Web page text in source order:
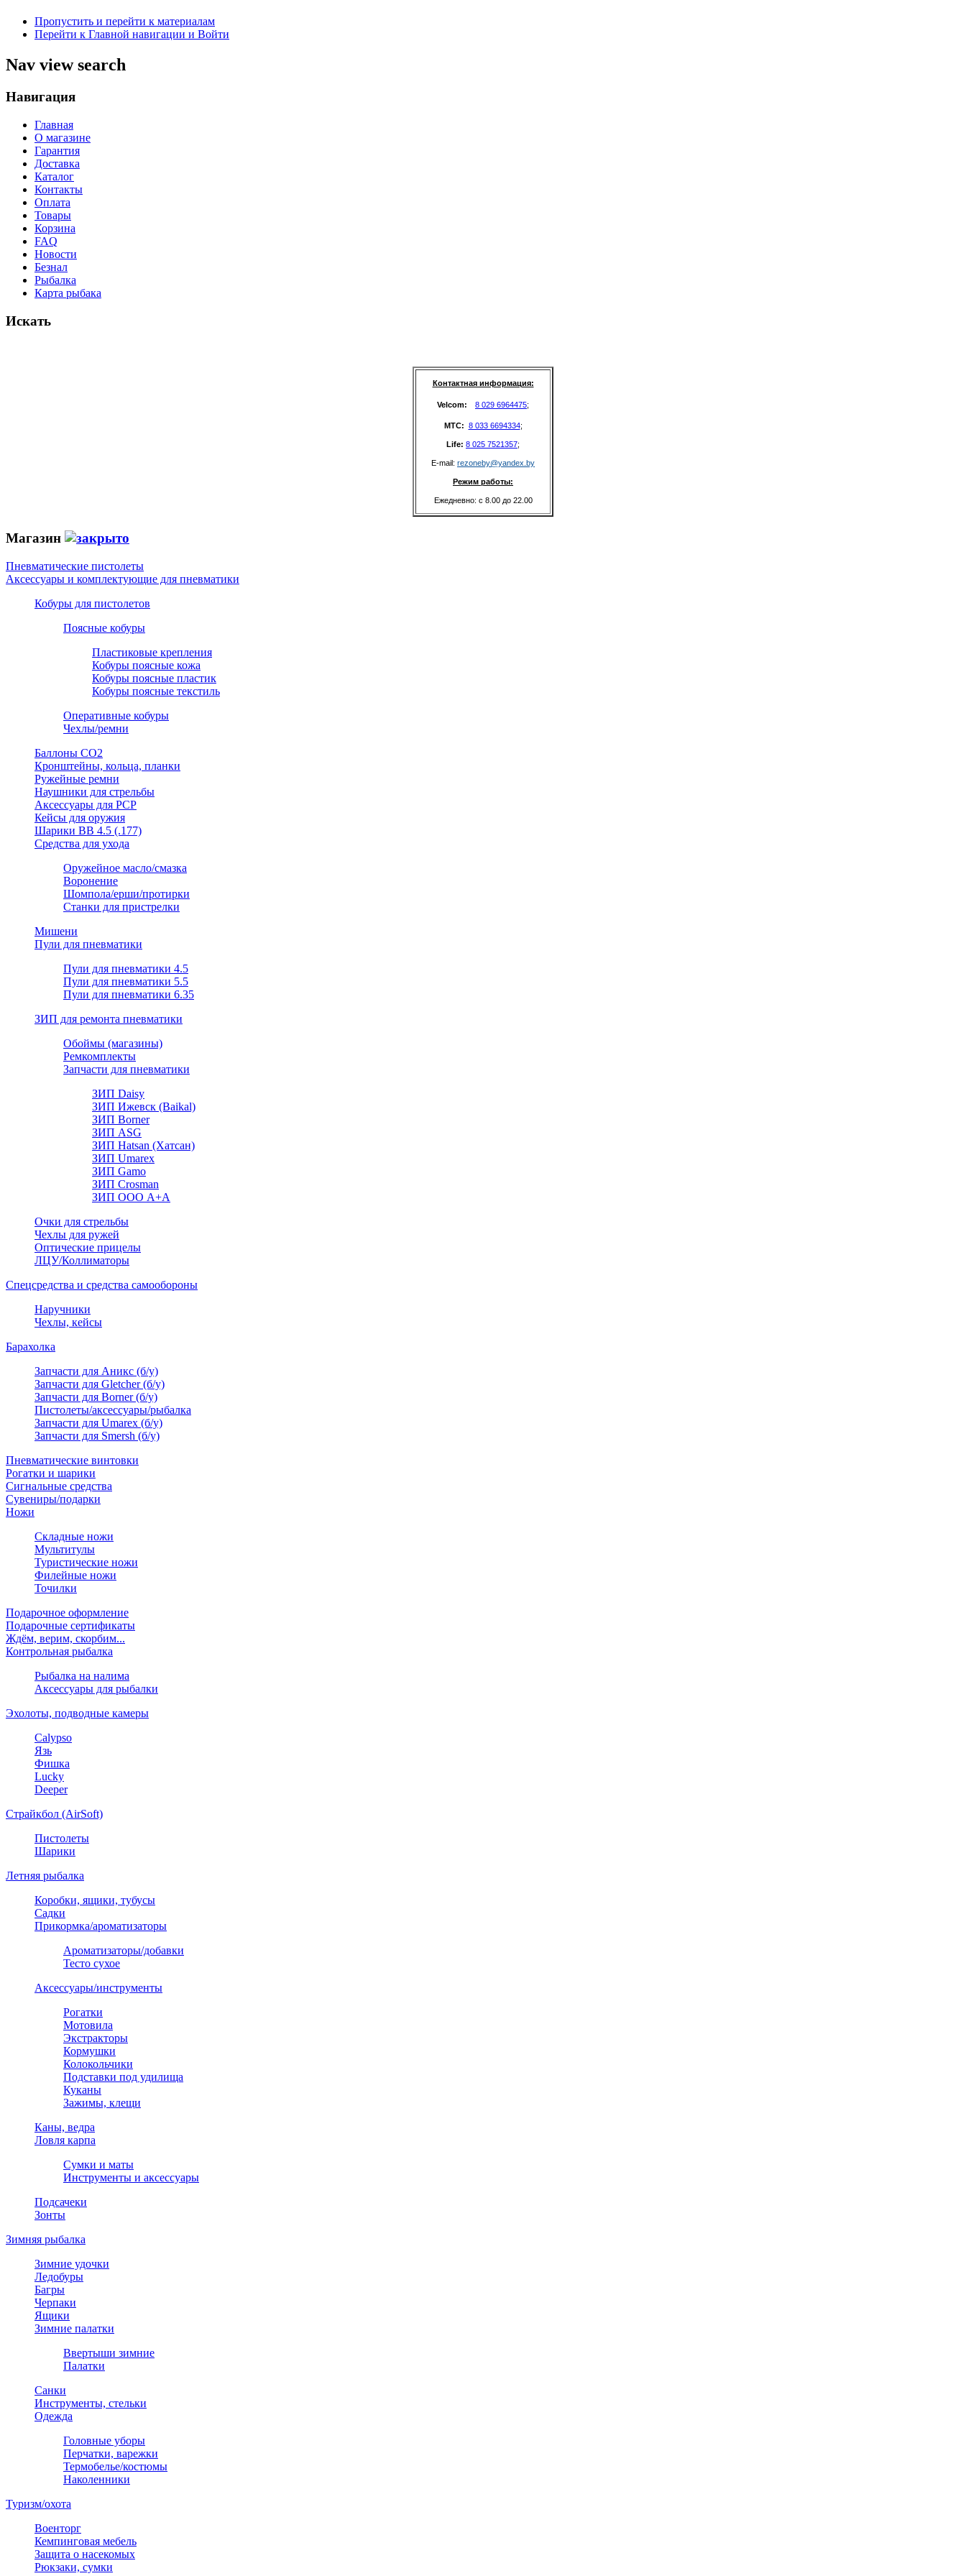
Пропустить и перейти к материалам
Перейти к Главной навигации и Войти
Nav view search
Навигация
Главная
О магазине
Гарантия
Доставка
Каталог
Контакты
Оплата
Товары
Корзина
FAQ
Новости
Безнал
Рыбалка
Карта рыбака
Искать
Контактная информация:
Velcom: 8 029 6964475;
MTC: 8 033 6694334;
Life: 8 025 7521357;
E-mail: rezoneby@yandex.by
Режим работы:
Ежедневно: с 8.00 до 22.00
Магазин
Пневматические пистолеты
Аксессуары и комплектующие для пневматики
Кобуры для пистолетов
Поясные кобуры
Пластиковые крепления
Кобуры поясные кожа
Кобуры поясные пластик
Кобуры поясные текстиль
Оперативные кобуры
Чехлы/ремни
Баллоны СО2
Кронштейны, кольца, планки
Ружейные ремни
Наушники для стрельбы
Аксессуары для PCP
Кейсы для оружия
Шарики ВВ 4.5 (.177)
Средства для ухода
Оружейное масло/смазка
Воронение
Шомпола/ерши/протирки
Станки для пристрелки
Мишени
Пули для пневматики
Пули для пневматики 4.5
Пули для пневматики 5.5
Пули для пневматики 6.35
ЗИП для ремонта пневматики
Обоймы (магазины)
Ремкомплекты
Запчасти для пневматики
ЗИП Daisy
ЗИП Ижевск (Baikal)
ЗИП Borner
ЗИП ASG
ЗИП Hatsan (Хатсан)
ЗИП Umarex
ЗИП Gamo
ЗИП Crosman
ЗИП ООО А+А
Очки для стрельбы
Чехлы для ружей
Оптические прицелы
ЛЦУ/Коллиматоры
Спецсредства и средства самообороны
Наручники
Чехлы, кейсы
Барахолка
Запчасти для Аникс (б/у)
Запчасти для Gletcher (б/у)
Запчасти для Borner (б/у)
Пистолеты/аксессуары/рыбалка
Запчасти для Umarex (б/у)
Запчасти для Smersh (б/у)
Пневматические винтовки
Рогатки и шарики
Сигнальные средства
Сувениры/подарки
Ножи
Складные ножи
Мультитулы
Туристические ножи
Филейные ножи
Точилки
Подарочное оформление
Подарочные сертификаты
Ждём, верим, скорбим...
Контрольная рыбалка
Рыбалка на налима
Аксессуары для рыбалки
Эхолоты, подводные камеры
Calypso
Язь
Фишка
Lucky
Deeper
Страйкбол (AirSoft)
Пистолеты
Шарики
Летняя рыбалка
Коробки, ящики, тубусы
Садки
Прикормка/ароматизаторы
Ароматизаторы/добавки
Тесто сухое
Аксессуары/инструменты
Рогатки
Мотовила
Экстракторы
Кормушки
Колокольчики
Подставки под удилища
Куканы
Зажимы, клещи
Каны, ведра
Ловля карпа
Сумки и маты
Инструменты и аксессуары
Подсачеки
Зонты
Зимняя рыбалка
Зимние удочки
Ледобуры
Багры
Черпаки
Ящики
Зимние палатки
Ввертыши зимние
Палатки
Санки
Инструменты, стельки
Одежда
Головные уборы
Перчатки, варежки
Термобелье/костюмы
Наколенники
Туризм/охота
Военторг
Кемпинговая мебель
Защита о насекомых
Рюкзаки, сумки